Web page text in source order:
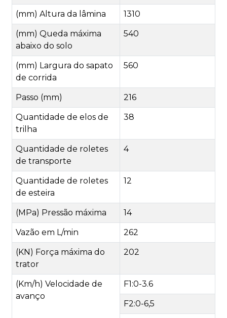
(mm) Altura da lâmina 1310
(mm) Queda máxima
abaixo do solo
540
(mm) Largura do sapato
de corrida
560
Passo (mm) 216
Quantidade de elos de
trilha
38
Quantidade de roletes
de transporte
4
Quantidade de roletes
de esteira
12
(MPa) Pressão máxima 14
Vazão em L/min 262
(KN) Força máxima do
trator
202
(Km/h) Velocidade de
avanço
F1:0-3.6
F2:0-6,5